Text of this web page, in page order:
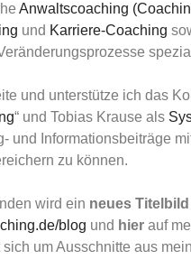
Anwaltscoaching
und Karriere-Coaching
und unterstütze ich das
“ und Tobias Krause als
und Informationsbeiträge
zu können.
wird ein neues Titelbild
blog und hier auf
um Ausschnitte aus